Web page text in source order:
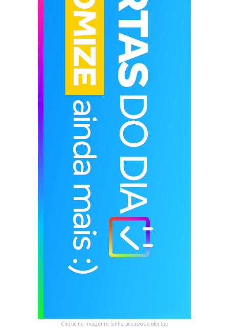
Clique na imagem e tenha acesso as ofertas